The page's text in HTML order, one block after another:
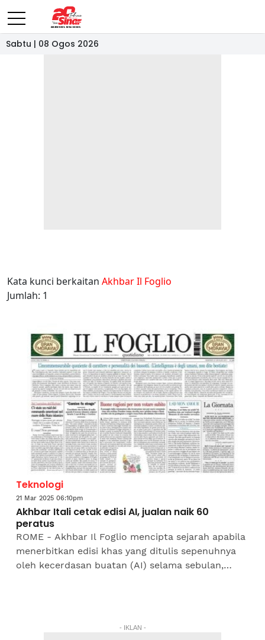
Sabtu | 08 Ogos 2026
Kata kunci berkaitan Akhbar Il Foglio
Jumlah: 1
Teknologi
21 Mar 2025 06:10pm
Akhbar Itali cetak edisi AI, jualan naik 60
peratus
ROME - Akhbar Il Foglio mencipta sejarah apabila
menerbitkan edisi khas yang ditulis sepenuhnya
oleh kecerdasan buatan (AI) selama sebulan,
- IKLAN -